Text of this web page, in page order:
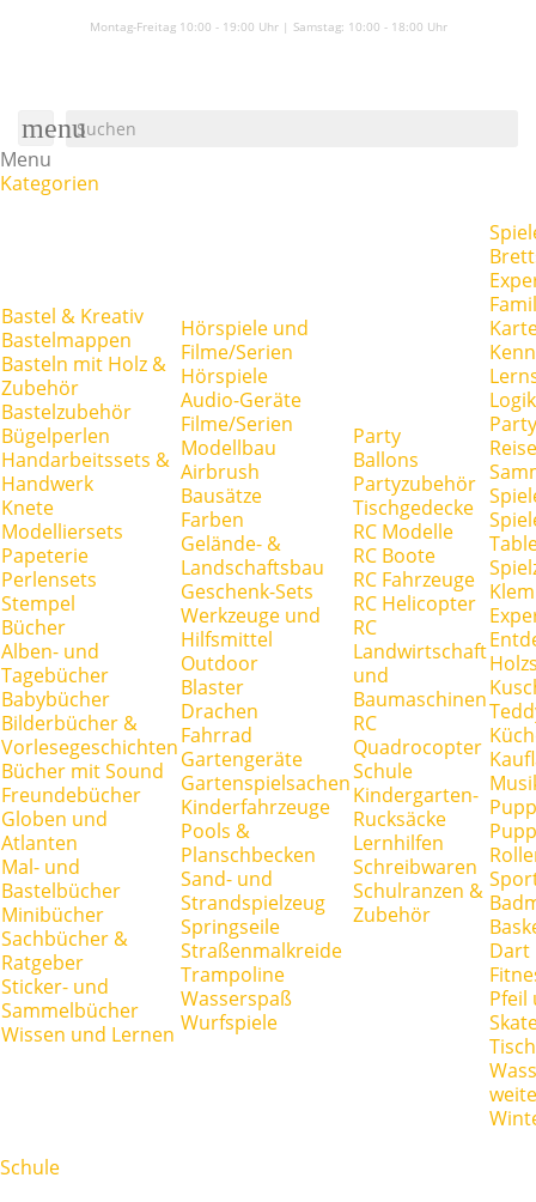
Montag-Freitag 10:00 - 19:00 Uhr | Samstag: 10:00 - 18:00 Uhr
menu
Menu
Kategorien
Bastel & Kreativ
Bastelmappen
Basteln mit Holz &
Zubehör
Bastelzubehör
Bügelperlen
Handarbeitssets &
Handwerk
Knete
Modelliersets
Papeterie
Perlensets
Stempel
Bücher
Alben- und
Tagebücher
Babybücher
Bilderbücher &
Vorlesegeschichten
Bücher mit Sound
Freundebücher
Globen und
Atlanten
Mal- und
Bastelbücher
Minibücher
Sachbücher &
Ratgeber
Sticker- und
Sammelbücher
Wissen und Lernen
Hörspiele und
Filme/Serien
Hörspiele
Audio-Geräte
Filme/Serien
Modellbau
Airbrush
Bausätze
Farben
Gelände- &
Landschaftsbau
Geschenk-Sets
Werkzeuge und
Hilfsmittel
Outdoor
Blaster
Drachen
Fahrrad
Gartengeräte
Gartenspielsachen
Kinderfahrzeuge
Pools &
Planschbecken
Sand- und
Strandspielzeug
Springseile
Straßenmalkreide
Trampoline
Wasserspaß
Wurfspiele
Party
Ballons
Partyzubehör
Tischgedecke
RC Modelle
RC Boote
RC Fahrzeuge
RC Helicopter
RC
Landwirtschaft
und
Baumaschinen
RC
Quadrocopter
Schule
Kindergarten-
Rucksäcke
Lernhilfen
Schreibwaren
Schulranzen &
Zubehör
Dart
Pfeil
Schule